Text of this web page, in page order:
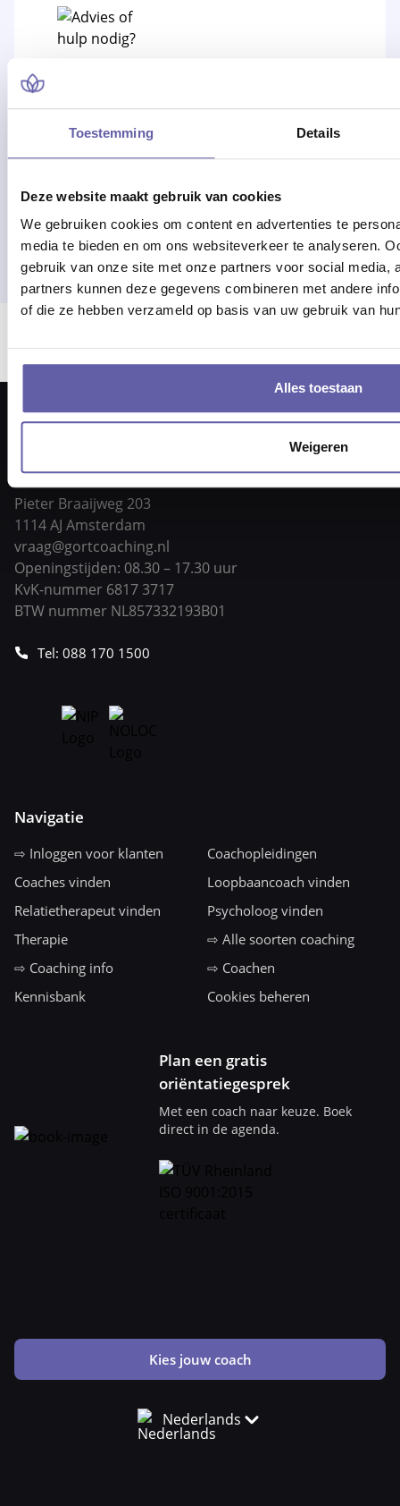
Toestemming Details
Deze website maakt gebruik van cookies
We gebruiken cookies om content en advertenties te
media te bieden en om ons websiteverkeer te analyseren.
gebruik van onze site met onze partners voor social media,
partners kunnen deze gegevens combineren met andere
of die ze hebben verzameld op basis van uw gebruik van
Alles toestaan
Weigeren
Alle werkdagen op kantooruren
Of bel 088 - 170 1500
Pieter Braaijweg 203
1114 AJ Amsterdam
vraag@gortcoaching.nl
Openingstijden: 08.30 – 17.30 uur
KvK-nummer 6817 3717
BTW nummer NL857332193B01
Tel: 088 170 1500
Navigatie
⇨ Inloggen voor klanten
Coachopleidingen
Coaches vinden
Loopbaancoach vinden
Relatietherapeut vinden
Psycholoog vinden
Therapie
⇨ Alle soorten coaching
⇨ Coaching info
⇨ Coachen
Kennisbank
Cookies beheren
Plan een gratis
oriëntatiegesprek
Met een coach naar keuze. Boek
direct in de agenda.
Kies jouw coach
Nederlands